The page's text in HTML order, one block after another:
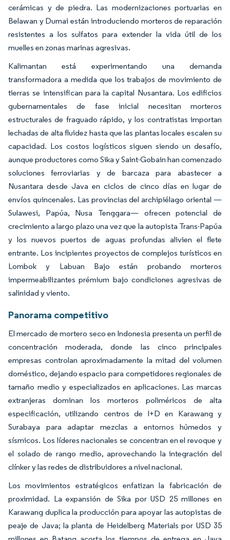
cerámicas y de piedra. Las modernizaciones portuarias en
Belawan y Dumai están introduciendo morteros de reparación
resistentes a los sulfatos para extender la vida útil de los
muelles en zonas marinas agresivas.
Kalimantan está experimentando una demanda
transformadora a medida que los trabajos de movimiento de
tierras se intensifican para la capital Nusantara. Los edificios
gubernamentales de fase inicial necesitan morteros
estructurales de fraguado rápido, y los contratistas importan
lechadas de alta fluidez hasta que las plantas locales escalen su
capacidad. Los costos logísticos siguen siendo un desafío,
aunque productores como Sika y Saint-Gobain han comenzado
soluciones ferroviarias y de barcaza para abastecer a
Nusantara desde Java en ciclos de cinco días en lugar de
envíos quincenales. Las provincias del archipiélago oriental —
Sulawesi, Papúa, Nusa Tenggara— ofrecen potencial de
crecimiento a largo plazo una vez que la autopista Trans-Papúa
y los nuevos puertos de aguas profundas alivien el flete
entrante. Los incipientes proyectos de complejos turísticos en
Lombok y Labuan Bajo están probando morteros
impermeabilizantes prémium bajo condiciones agresivas de
salinidad y viento.
Panorama competitivo
El mercado de mortero seco en Indonesia presenta un perfil de
concentración moderada, donde las cinco principales
empresas controlan aproximadamente la mitad del volumen
doméstico, dejando espacio para competidores regionales de
tamaño medio y especializados en aplicaciones. Las marcas
extranjeras dominan los morteros poliméricos de alta
especificación, utilizando centros de I+D en Karawang y
Surabaya para adaptar mezclas a entornos húmedos y
sísmicos. Los líderes nacionales se concentran en el revoque y
el solado de rango medio, aprovechando la integración del
clínker y las redes de distribuidores a nivel nacional.
Los movimientos estratégicos enfatizan la fabricación de
proximidad. La expansión de Sika por USD 25 millones en
Karawang duplica la producción para apoyar las autopistas de
peaje de Java; la planta de Heidelberg Materials por USD 35